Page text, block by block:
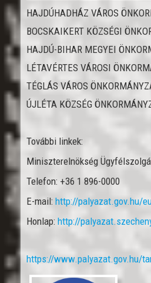
HAJDÚHADHÁZ VÁROS
BOCSKAIKERT KÖZSÉGI
HAJDÚ-BIHAR MEGYEI
LÉTAVÉRTES VÁROSI
TÉGLÁS VÁROS
ÚJLÉTA KÖZSÉG
További linkek:
Miniszterelnökség
Telefon: +36 1 896-0000
E-mail: http://palyazat.gov.hu/
Honlap: http://
https://www.palyazat.gov.hu/